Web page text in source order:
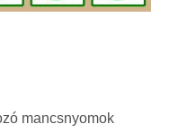
mancsnyomok